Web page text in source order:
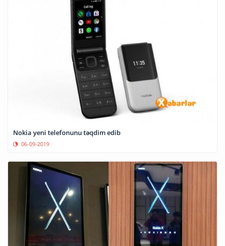
Nokia yeni telefonunu təqdim edib
06-09-2019